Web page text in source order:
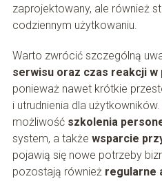
zaprojektowany, ale również
codziennym użytkowaniu.
Warto zwrócić szczególną
serwisu oraz czas reakcji w
ponieważ nawet krótkie
i utrudnienia dla
możliwość szkolenia
system, a także wsparcie
pojawią się nowe potrzeby
pozostają również regularne